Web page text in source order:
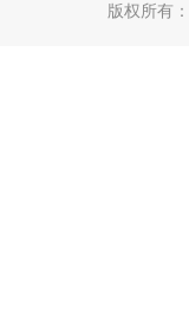
版权所有：